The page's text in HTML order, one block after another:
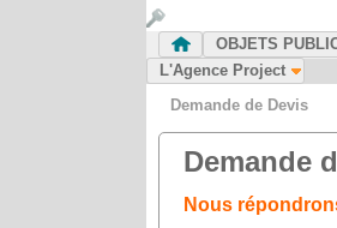
OBJETS
L'Agence Project
Demande de Devis
Demande
Nous